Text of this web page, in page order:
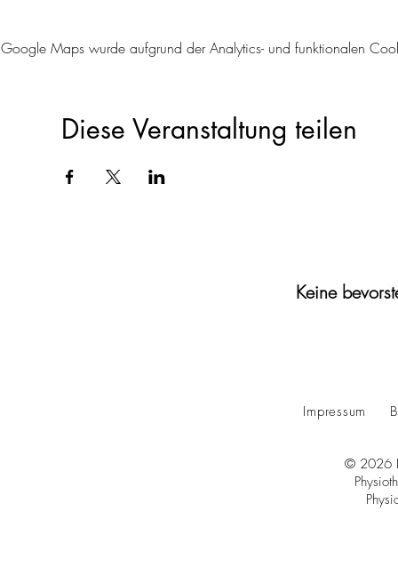
Google Maps wurde aufgrund der Analytics- und funktionalen
Diese Veranstaltung teilen
Keine
Impressum
© 2026